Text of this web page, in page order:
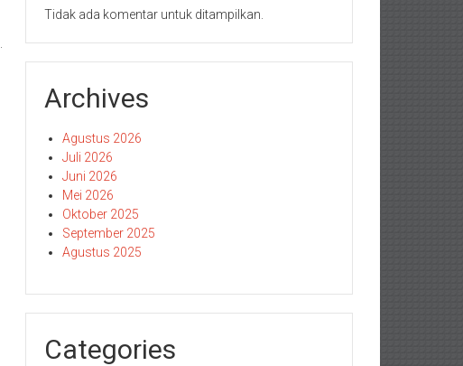
Tidak ada komentar untuk ditampilkan.
Archives
Agustus 2026
Juli 2026
Juni 2026
Mei 2026
Oktober 2025
September 2025
Agustus 2025
Categories